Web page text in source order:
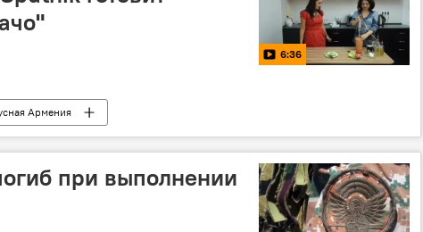
6:36
Армения
при выполнении